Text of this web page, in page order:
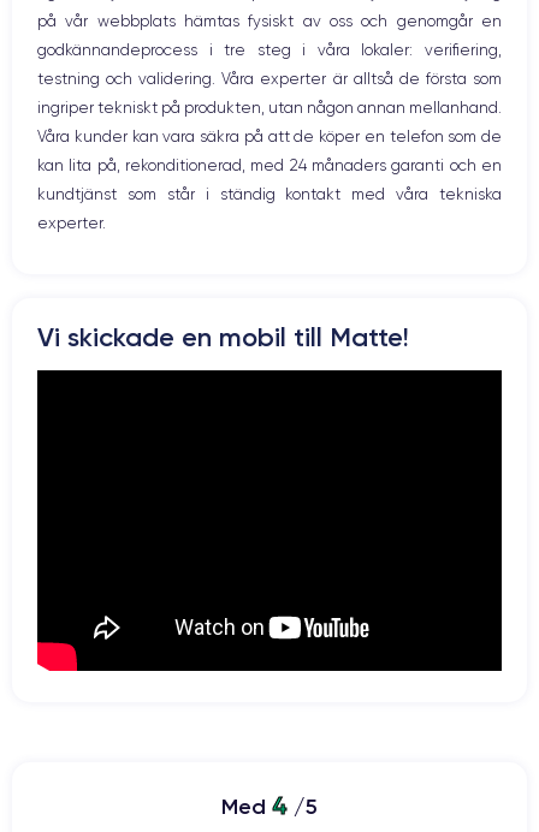
Vibration
Prise USB
på vår webbplats hämtas fysiskt av oss och genomgår en
godkännandeprocess i tre steg i våra lokaler: verifiering,
testning och validering. Våra experter är alltså de första som
ingriper tekniskt på produkten, utan någon annan mellanhand.
Våra kunder kan vara säkra på att de köper en telefon som de
kan lita på, rekonditionerad, med 24 månaders garanti och en
kundtjänst som står i ständig kontakt med våra tekniska
experter.
Vi skickade en mobil till Matte!
Med 4 /5